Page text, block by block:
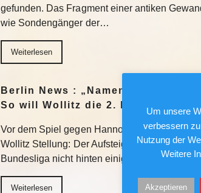
gefunden. Das Fragment einer antiken
wie Sondengänger der…
Weiterlesen
Berlin News : „Namen machen,
So will Wollitz die 2. Bundesliga
Vor dem Spiel gegen Hannover 96 bezieht
Wollitz Stellung: Der Aufsteiger wird sich auch
Bundesliga nicht hinten einigeln. Weiterlesen
Weiterlesen
Um unsere
verbessern
Nutzung der
Weitere
Akzeptieren